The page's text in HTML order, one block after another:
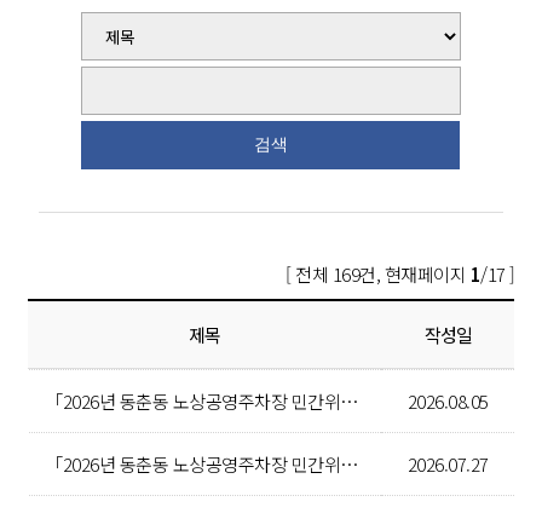
[ 전체 169건, 현재페이지 1/17 ]
제목 작성일
「2026년 동춘동 노상공영주차장 민간위탁」 전자입찰 재공고 2026.08.05
「2026년 동춘동 노상공영주차장 민간위탁」 전자입찰 공고 2026.07.27